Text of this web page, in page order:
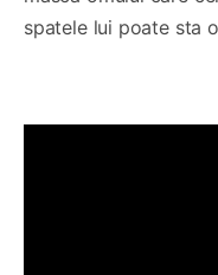
spatele lui poate sta